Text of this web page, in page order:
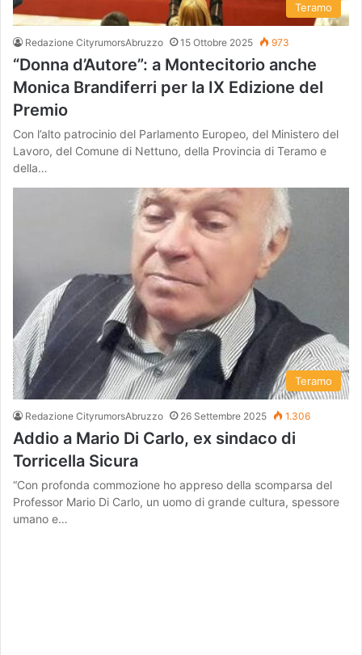
Teramo
Redazione CityrumorsAbruzzo 15 Ottobre 2025 973
“Donna d’Autore”: a Montecitorio anche
Monica Brandiferri per la IX Edizione del
Premio
Con l’alto patrocinio del Parlamento Europeo, del Ministero del
Lavoro, del Comune di Nettuno, della Provincia di Teramo e
della…
Teramo
Redazione CityrumorsAbruzzo 26 Settembre 2025 1.306
Addio a Mario Di Carlo, ex sindaco di
Torricella Sicura
“Con profonda commozione ho appreso della scomparsa del
Professor Mario Di Carlo, un uomo di grande cultura, spessore
umano e…